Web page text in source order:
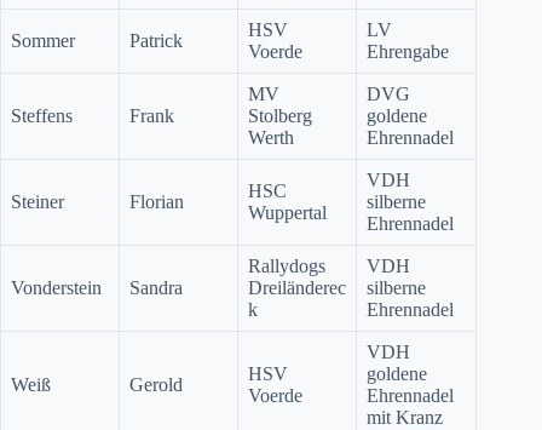
Sommer Patrick
HSV
Voerde
LV
Ehrengabe
Steffens Frank
MV
Stolberg
Werth
DVG
goldene
Ehrennadel
Steiner Florian
HSC
Wuppertal
VDH
silberne
Ehrennadel
Vonderstein Sandra
Rallydogs
Dreiländerec
k
VDH
silberne
Ehrennadel
Weiß Gerold
HSV
Voerde
VDH
goldene
Ehrennadel
mit Kranz